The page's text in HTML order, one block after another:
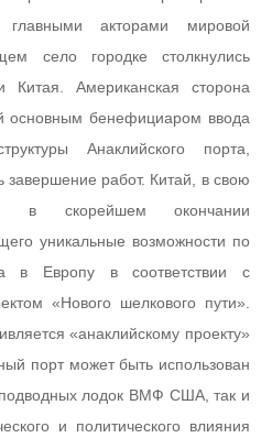
главными акторами мировой
село городке столкнулись
Американская сторона
основным бенефициаром ввода
Анаклийского порта,
завершение работ. Китай, в свою
в скорейшем окончании
уникальные возможности по
в Европу в соответствии с
«Нового шелкового пути».
«анаклийскому проекту»
порт может быть использован
лодок ВМФ США, так и
и политического влияния